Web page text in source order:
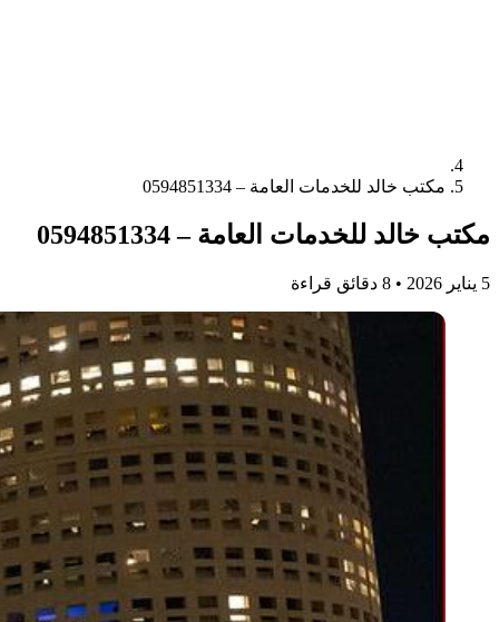
مكتب خالد للخدمات العامة – 0594851334
مكتب خالد للخدمات العامة – 0594851334
5 يناير 2026 • 8 دقائق قراءة